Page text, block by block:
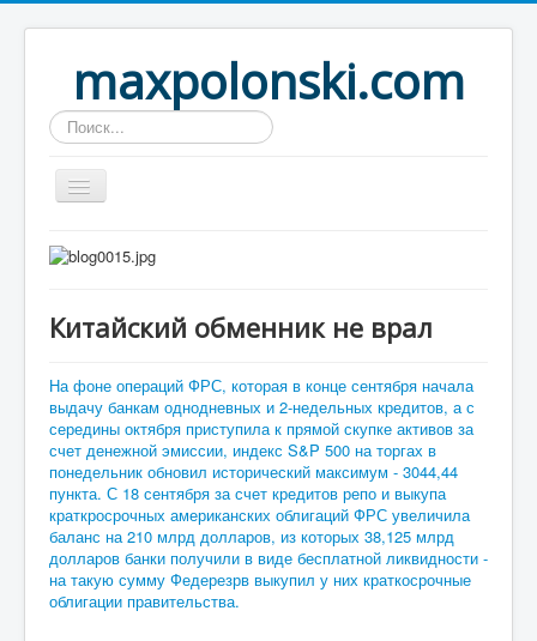
maxpolonski.com
Искать...
Home
Рассказы
Вход
Китайский обменник не врал
На фоне операций ФРС, которая в конце сентября начала
выдачу банкам однодневных и 2-недельных кредитов, а с
середины октября приступила к прямой скупке активов за
счет денежной эмиссии, индекс S&P 500 на торгах в
понедельник обновил исторический максимум - 3044,44
пункта. С 18 сентября за счет кредитов репо и выкупа
краткросрочных американских облигаций ФРС увеличила
баланс на 210 млрд долларов, из которых 38,125 млрд
долларов банки получили в виде бесплатной ликвидности -
на такую сумму Федерезрв выкупил у них краткосрочные
облигации правительства.